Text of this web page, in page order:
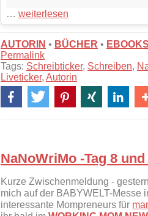
… weiterlesen
AUTORIN • BÜCHER •
Permalink
Tags: Schreibticker, Schreiben,
Liveticker, Autorin
NaNoWriMo -Tag 8
Kurze Zwischenmeldung -
mich auf der BABYWELT-Messe
interessante Mompreneurs für